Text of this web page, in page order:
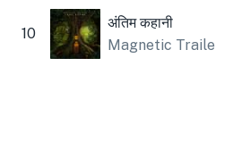
10
अंतिम कहानी
Magnetic Trailer